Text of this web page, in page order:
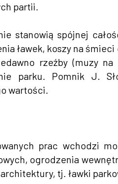
partii.
stanowią spójnej
ławek, koszy na
rzeźby (muzy
parku. Pomnik J.
wartości.
prac wchodzi
ogrodzenia
tj. ławki